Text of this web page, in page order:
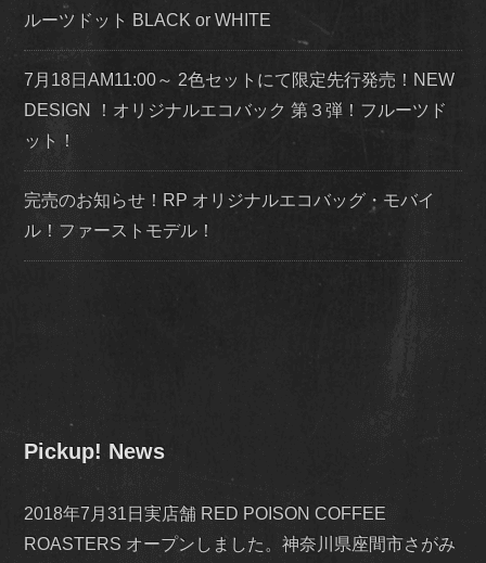
ルーツドット BLACK or WHITE
7月18日AM11:00～ 2色セットにて限定先行発売！NEW
DESIGN ！オリジナルエコバック 第３弾！フルーツド
ット！
完売のお知らせ！RP オリジナルエコバッグ・モバイ
ル！ファーストモデル！
Pickup! News
2018年7月31日実店舗 RED POISON COFFEE
ROASTERS オープンしました。神奈川県座間市さがみ